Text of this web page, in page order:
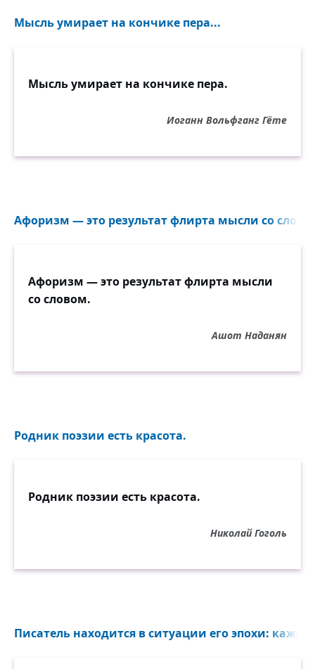
Мысль умирает на кончике пера...
Мысль умирает на кончике пера.
Иоганн Вольфганг Гёте
Афоризм — это результат флирта мысли со
Афоризм — это результат флирта мысли
со словом.
Ашот Наданян
Родник поэзии есть красота.
Родник поэзии есть красота.
Николай Гоголь
Писатель находится в ситуации его эпохи: